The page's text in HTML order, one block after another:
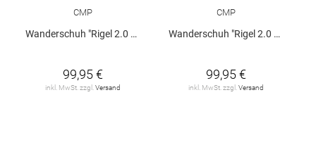
CMP
Wanderschuh "Rigel 2.0 Mid W"
99,95 €
inkl. MwSt. zzgl.Versand
CMP
Wanderschuh "Rigel 2.0 Mid W"
99,95 €
inkl. MwSt. zzgl.Versand